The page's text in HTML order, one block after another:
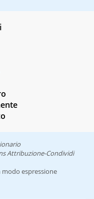
Attribuzione-Condividi
espressione